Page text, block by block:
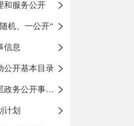
和服务公开
机、一公开”
信息
公开基本目录
基层政务公开事项标准目录
计划